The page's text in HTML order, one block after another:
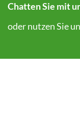
Chatten Sie mit
oder nutzen Sie